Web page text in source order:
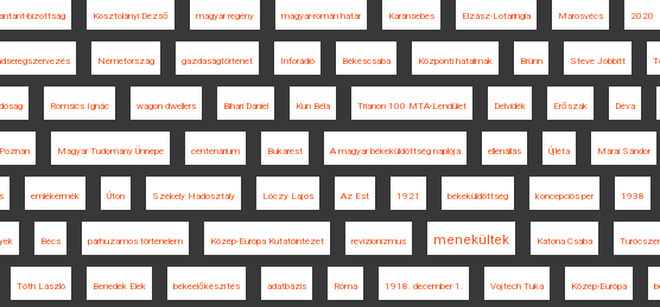
bizottság Kosztolányi Dezső magyar regény magyar-román határ Karánsebes Elzász-Lotaringia Marosvécs 2020
Németország gazdaságtörténet Inforádió Békéscsaba Központi hatalmak Brünn Steve Jobbitt
Romsics Ignác wagon dwellers Bihari Dániel Kun Béla Trianon 100 MTA-Lendület Délvidék Erőszak Déva
Poznan Magyar Tudomány Ünnepe centenárium Bukarest A magyar békeküldöttség naplója ellenállás Újléta Márai Sándor
emlékérmék Úton Székely Hadosztály Lóczy Lajos Az Est 1921 békeküldöttség koncepciós per 1938
Bécs párhuzamos történelem Közép-Európa Kutatóintézet revizionizmus menekültek Katona Csaba
Tóth László Benedek Elek békeelőkészítés adatbázis Róma 1918. december 1. Vojtech Tuka Közép-Európa